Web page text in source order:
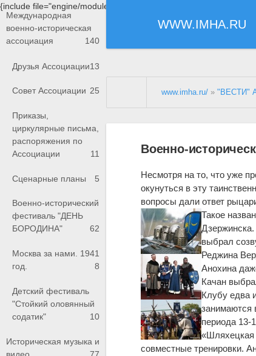
{include file="engine/modules/saperu/head.php"}
WWW.IMHA.RU
Международная
военно-историческая
ассоциация
140
Друзья Ассоциации13
Совет Ассоциации 25
Приказы,
циркулярные письма,
распоряжения по
Ассоциации
11
Сценарные планы 5
Военно-исторический
фестиваль "ДЕНЬ
БОРОДИНА"
62
Москва за нами. 1941
год.
8
Детский фестиваль
"Стойкий оловянный
содатик"
10
Историческая музыка и
www.imha.ru/ »"ВЕСТИ"
Военно-
Несмотря на то, что уже
окунуться в эту
вопросы дали ответ
Такое
выбрал
Реджина
Анохина
Качан
Клубу едва
занимаются
периода 13-
«Шляхецкая
совместные тренировки.